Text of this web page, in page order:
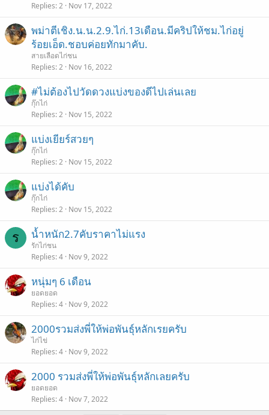
Replies 2 Nov 17, 2022
พม่าตีเชิง.น.น.2.9.ไก่.13เดือน.มีคริปให้ชม.ไก่อยู่
ร้อยเอ็ด.ชอบค่อยทักมาคับ.
สายเลือดไก่ชน
Replies 2 Nov 16, 2022
#ไม่ต้องไปวัดดวงแบ่งของดีไปเล่นเลย
กุ๊กไก่
Replies 2 Nov 15, 2022
แบ่งเยียร์สวยๆ
กุ๊กไก่
Replies 2 Nov 15, 2022
แบ่งได้คับ
กุ๊กไก่
Replies 2 Nov 15, 2022
ร น้ำหนัก2.7คับราคาไม่แรง
รักไก่ชน
Replies 4 Nov 9, 2022
หนุ่มๆ 6 เดือน
ยอดยอด
Replies 4 Nov 9, 2022
2000รวมส่งพี่ให้พ่อพันธุ์หลักเรยครับ
ไก่ไข่
Replies 4 Nov 9, 2022
2000 รวมส่งพี่ให้พ่อพันธุ์หลักเลยครับ
ยอดยอด
Replies 4 Nov 7, 2022